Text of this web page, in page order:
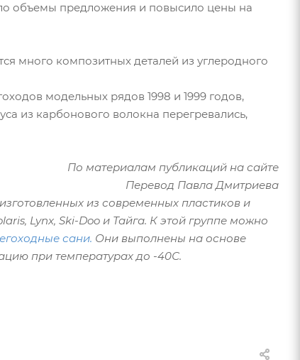
объемы предложения и повысило цены на
много композитных деталей из углеродного
модельных рядов 1998 и 1999 годов,
из карбонового волокна перегревались,
По материалам публикаций на сайте
Перевод Павла Дмитриева
из современных пластиков и
Lynx, Ski-Doo и Тайга. К этой группе можно
сани. Они выполнены на основе
при температурах до -40С.